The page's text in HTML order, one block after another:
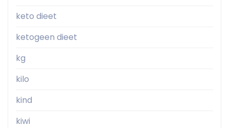
keto dieet
ketogeen dieet
kg
kilo
kind
kiwi